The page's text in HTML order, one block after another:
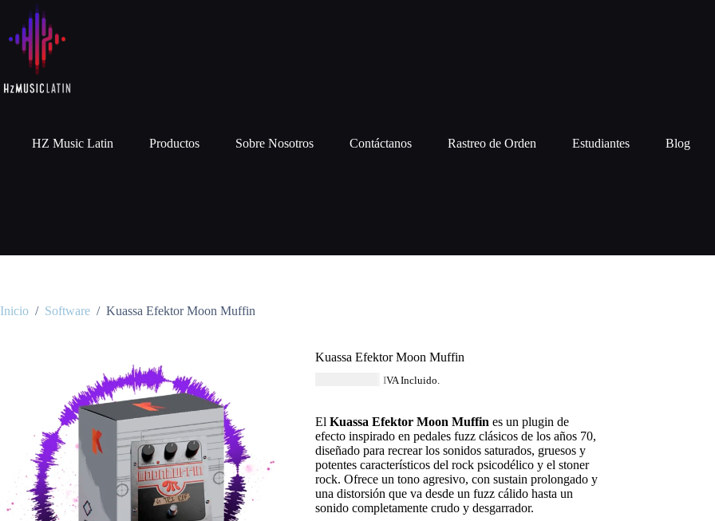
HZ Music Latin Productos Sobre Nosotros Contáctanos Rastreo de Orden Estudiantes Blog
Inicio / Software / Kuassa Efektor Moon Muffin
Kuassa Efektor Moon Muffin
IVA Incluido.
El Kuassa Efektor Moon Muffin es un plugin de
efecto inspirado en pedales fuzz clásicos de los años 70,
diseñado para recrear los sonidos saturados, gruesos y
potentes característicos del rock psicodélico y el stoner
rock. Ofrece un tono agresivo, con sustain prolongado y
una distorsión que va desde un fuzz cálido hasta un
sonido completamente crudo y desgarrador.